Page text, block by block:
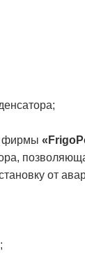
фирмы
от
;